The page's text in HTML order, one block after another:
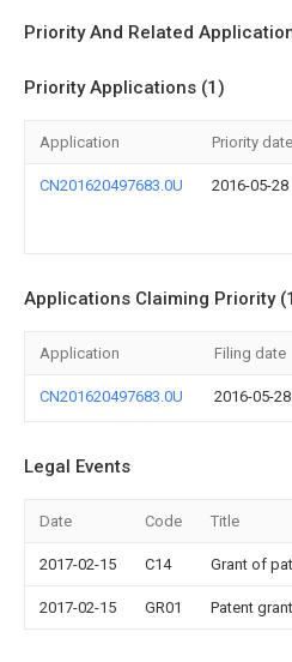
Priority And Related
Priority Applications (1)
Application Priority date
CN201620497683.0U 2016-05-28
Applications Claiming Priority
Application Filing date
CN201620497683.0U 2016-05-28
Legal Events
Date Code Title
2017-02-15 C14 Grant of
2017-02-15 GR01 Patent grant